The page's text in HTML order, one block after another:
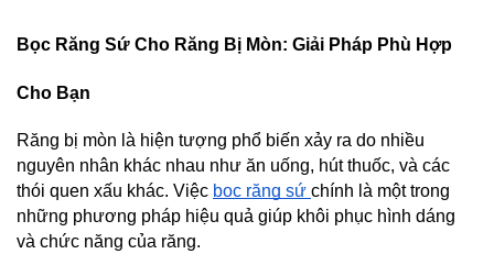
Bọc Răng Sứ Cho Răng Bị Mòn: Giải Pháp Phù Hợp
Cho Bạn
Răng bị mòn là hiện tượng phổ biến xảy ra do nhiều
nguyên nhân khác nhau như ăn uống, hút thuốc, và các
thói quen xấu khác. Việc bọc răng sứ chính là một trong
những phương pháp hiệu quả giúp khôi phục hình dáng
và chức năng của răng.